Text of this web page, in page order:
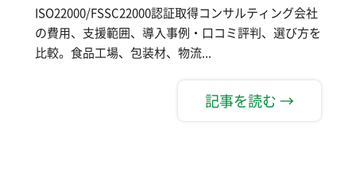
ISO22000/FSSC22000認証取得コンサルティング会社
の費用、支援範囲、導入事例・口コミ評判、選び方を
比較。食品工場、包装材、物流...
記事を読む →